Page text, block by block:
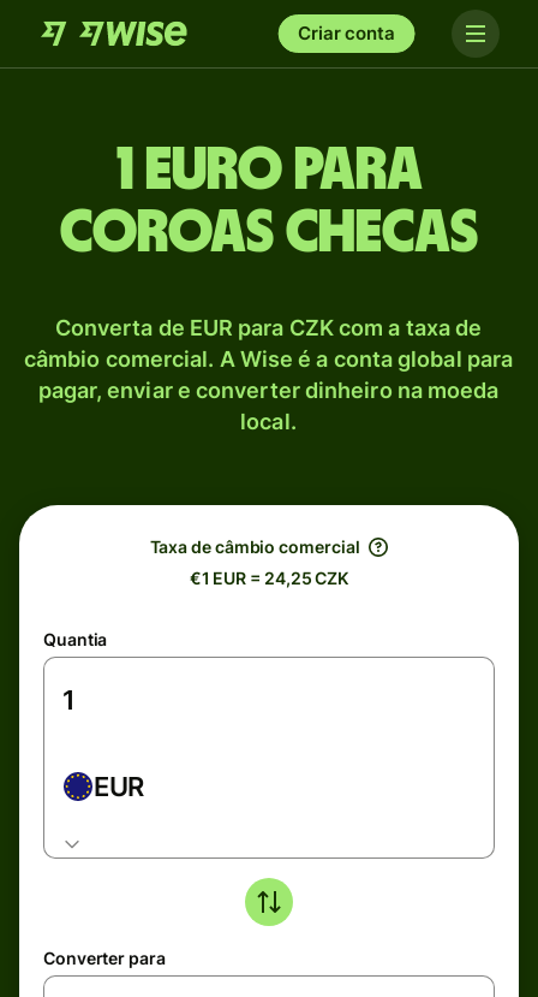
Criar conta
1 Euro para
Coroas checas
Converta de EUR para CZK com a taxa de
câmbio comercial. A Wise é a conta global para
pagar, enviar e converter dinheiro na moeda
local.
Taxa de câmbio comercial
€1 EUR = 24,25 CZK
Quantia
EUR
Converter para